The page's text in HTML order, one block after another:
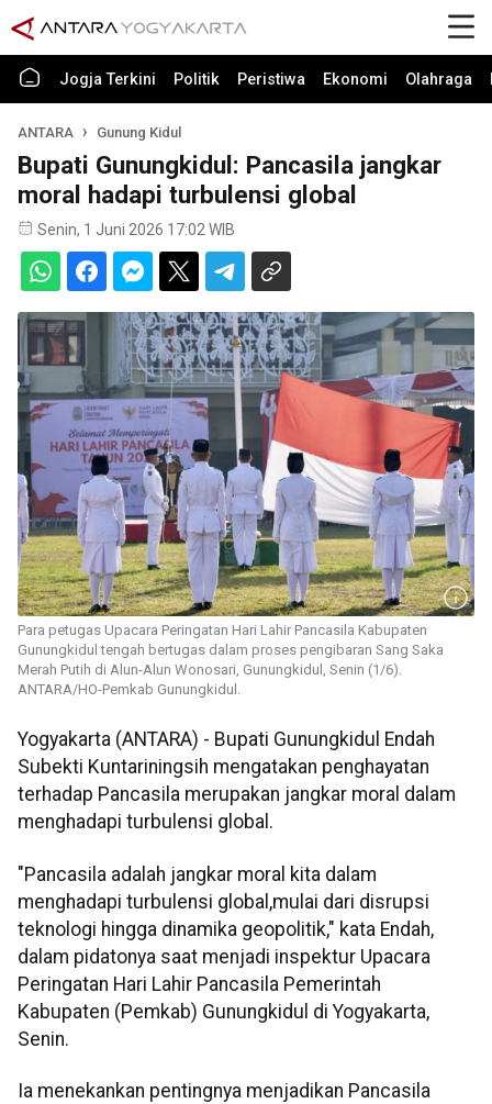
Jogja Terkini Politik Peristiwa Ekonomi Olahraga
ANTARA Gunung Kidul
Bupati Gunungkidul: Pancasila jangkar
moral hadapi turbulensi global
Senin, 1 Juni 2026 17:02 WIB
Para petugas Upacara Peringatan Hari Lahir Pancasila Kabupaten
Gunungkidul tengah bertugas dalam proses pengibaran Sang Saka
Merah Putih di Alun-Alun Wonosari, Gunungkidul, Senin (1/6).
ANTARA/HO-Pemkab Gunungkidul.
Yogyakarta (ANTARA) - Bupati Gunungkidul Endah
Subekti Kuntariningsih mengatakan penghayatan
terhadap Pancasila merupakan jangkar moral dalam
menghadapi turbulensi global.
"Pancasila adalah jangkar moral kita dalam
menghadapi turbulensi global,mulai dari disrupsi
teknologi hingga dinamika geopolitik," kata Endah,
dalam pidatonya saat menjadi inspektur Upacara
Peringatan Hari Lahir Pancasila Pemerintah
Kabupaten (Pemkab) Gunungkidul di Yogyakarta,
Senin.
Ia menekankan pentingnya menjadikan Pancasila